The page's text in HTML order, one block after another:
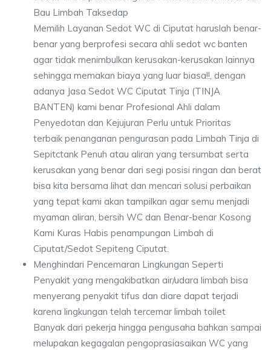
Bau Limbah Taksedap
Memilih Layanan Sedot WC di Ciputat haruslah benar-
benar yang berprofesi secara ahli sedot wc banten
agar tidak menimbulkan kerusakan-kerusakan lainnya
sehingga memakan biaya yang luar biasa!!, dengan
adanya Jasa Sedot WC Ciputat Tinja (TINJA
BANTEN) kami benar Profesional Ahli dalam
Penyedotan dan Kejujuran Perlu untuk Prioritas
terbaik penanganan pengurasan pada Limbah Tinja di
Sepitctank Penuh atau aliran yang tersumbat serta
kerusakan yang benar dari segi posisi ringan dan berat
bisa kita bersama lihat dan mencari solusi perbaikan
yang tepat kami akan tampilkan agar semu menjadi
myaman aliran, bersih WC dan Benar-benar Kosong
Kami Kuras Habis penampungan Limbah di
Ciputat/Sedot Sepiteng Ciputat.
Menghindari Pencemaran Lingkungan Seperti
Penyakit yang mengakibatkan air/udara limbah bisa
menyerang penyakit tifus dan diare dapat terjadi
karena lingkungan telah tercemar limbah toilet
Banyak dari pekerja hingga pengusaha bahkan sampai
melupakan kegagalan pengoprasiasaikan WC yang